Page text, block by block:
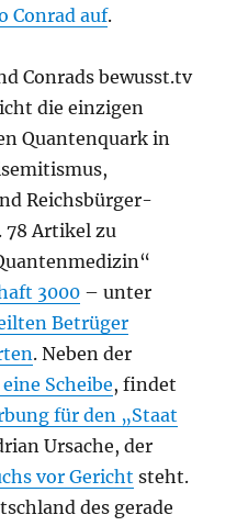
Conrad auf.
Conrads bewusst.tv
die einzigen
Quantenquark in
Reichsbürger-
78 Artikel zu
3000 – unter
Betrüger
. Neben der
Scheibe, findet
für den „Staat
Ursache, der
vor Gericht steht.
des gerade